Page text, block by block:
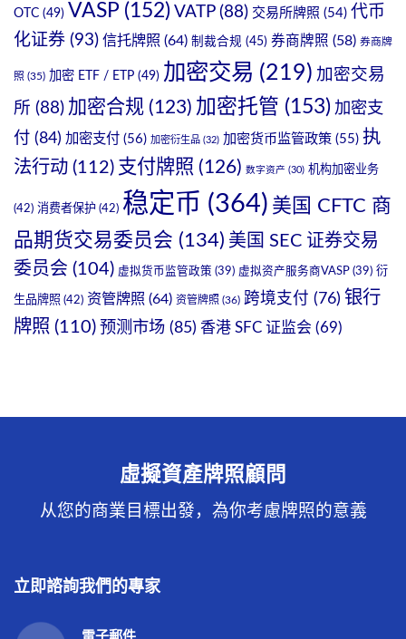
OTC (49) VASP (152) VATP(88) 交易所牌照 (54) 代币
化证券 (93) 信托牌照 (64) 制裁合规 (45) 券商牌照 (58) 券商牌
照 (35) 加密 ETF / ETP (49) 加密交易 (219) 加密交易
所 (88) 加密合规 (123) 加密托管 (153) 加密支
付 (84) 加密支付 (56) 加密衍生品 (32) 加密货币监管政策 (55) 执
法行动 (112) 支付牌照 (126) 数字资产 (30) 机构加密业务
(42) 消费者保护 (42) 稳定币 (364) 美国 CFTC 商
品期货交易委员会 (134) 美国 SEC 证券交易
委员会 (104) 虚拟货币监管政策 (39) 虚拟资产服务商VASP (39) 衍
生品牌照 (42) 资管牌照 (64) 资管牌照 (36) 跨境支付 (76) 银行
牌照 (110) 预测市场 (85) 香港 SFC 证监会 (69)
虛擬資產牌照顧問
从您的商業目標出發，為你考慮牌照的意義
立即諮詢我們的專家